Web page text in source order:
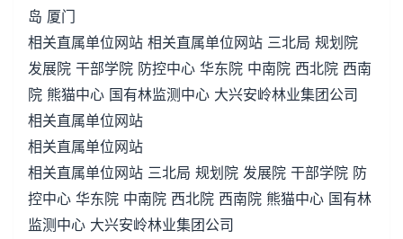
岛 厦门
相关直属单位网站 相关直属单位网站 三北局 规划院
发展院 干部学院 防控中心 华东院 中南院 西北院 西南
院 熊猫中心 国有林监测中心 大兴安岭林业集团公司
相关直属单位网站
相关直属单位网站
相关直属单位网站 三北局 规划院 发展院 干部学院 防
控中心 华东院 中南院 西北院 西南院 熊猫中心 国有林
监测中心 大兴安岭林业集团公司